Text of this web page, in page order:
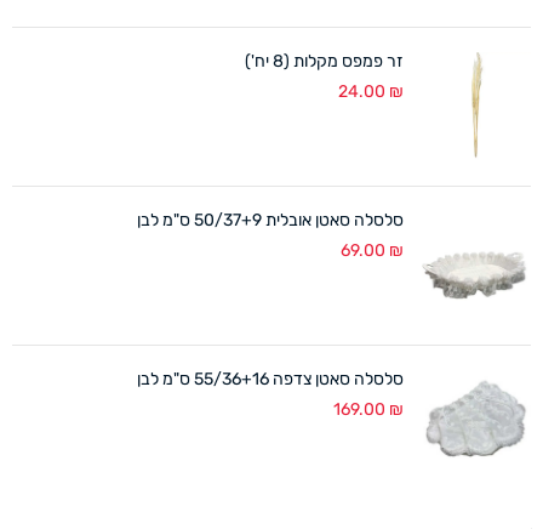
זר פמפס מקלות (8 יח')
24.00 ₪
סלסלה סאטן אובלית 50/37+9 ס"מ לבן
69.00 ₪
סלסלה סאטן צדפה 55/36+16 ס"מ לבן
169.00 ₪